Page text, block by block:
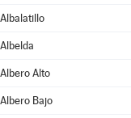
Albalatillo
Albelda
Albero Alto
Albero Bajo